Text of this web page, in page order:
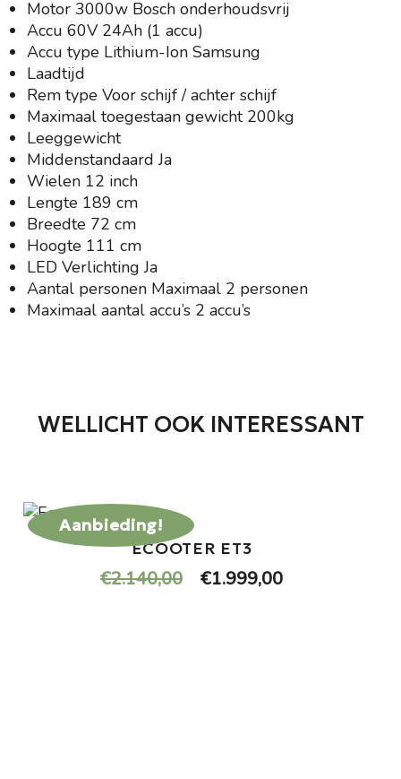
Motor 3000w Bosch onderhoudsvrij
Accu 60V 24Ah (1 accu)
Accu type Lithium-Ion Samsung
Laadtijd
Rem type Voor schijf / achter schijf
Maximaal toegestaan gewicht 200kg
Leeggewicht
Middenstandaard Ja
Wielen 12 inch
Lengte 189 cm
Breedte 72 cm
Hoogte 111 cm
LED Verlichting Ja
Aantal personen Maximaal 2 personen
Maximaal aantal accu’s 2 accu’s
WELLICHT OOK INTERESSANT
Aanbieding!
ECOOTER ET3
€2.140,00
Oorspronkelijke
€1.999,00Huidige